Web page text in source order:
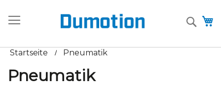
Inhalt
springen
Startseite Pneumatik
Pneumatik